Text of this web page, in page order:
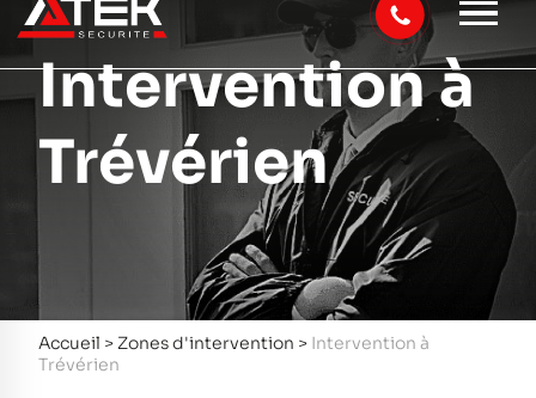
Intervention à
Trévérien
Accueil > Zones d'intervention > Intervention à
Trévérien